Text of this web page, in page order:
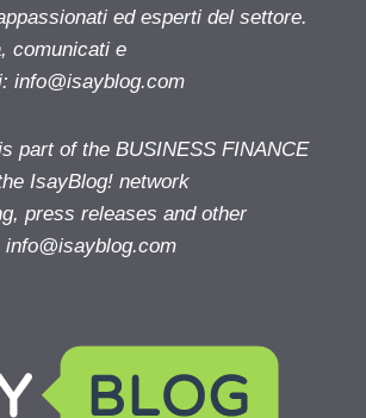
ed esperti del settore.
comunicati e
info@isayblog.com
part of the BUSINESS FINANCE
IsayBlog! network
press releases and other
info@isayblog.com